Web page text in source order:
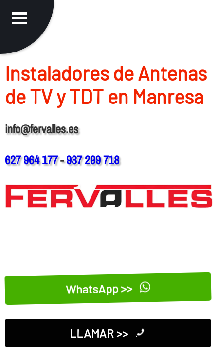
Instaladores de Antenas
de TV y TDT en Manresa
info@fervalles.es
627 964 177-937 299 718
WhatsApp >>
LLAMAR >>